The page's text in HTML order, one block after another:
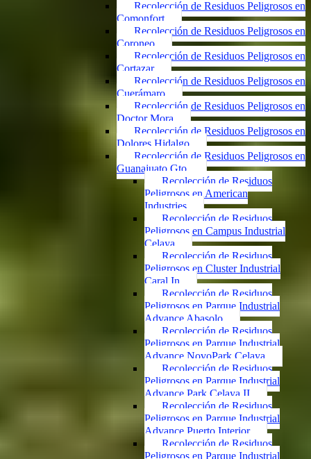
Recolección de Residuos Peligrosos en
Comonfort
Recolección de Residuos Peligrosos en
Coroneo
Recolección de Residuos Peligrosos en
Cortazar
Recolección de Residuos Peligrosos en
Cuerámaro
Recolección de Residuos Peligrosos en
Doctor Mora
Recolección de Residuos Peligrosos en
Dolores Hidalgo
Recolección de Residuos Peligrosos en
Guanajuato Gto.
Recolección de Residuos
Peligrosos en American
Industries
Recolección de Residuos
Peligrosos en Campus Industrial
Celaya
Recolección de Residuos
Peligrosos en Cluster Industrial
Caral In
Recolección de Residuos
Peligrosos en Parque Industrial
Advance Abasolo
Recolección de Residuos
Peligrosos en Parque Industrial
Advance NovoPark Celaya
Recolección de Residuos
Peligrosos en Parque Industrial
Advance Park Celaya II
Recolección de Residuos
Peligrosos en Parque Industrial
Advance Puerto Interior
Recolección de Residuos
Peligrosos en Parque Industrial